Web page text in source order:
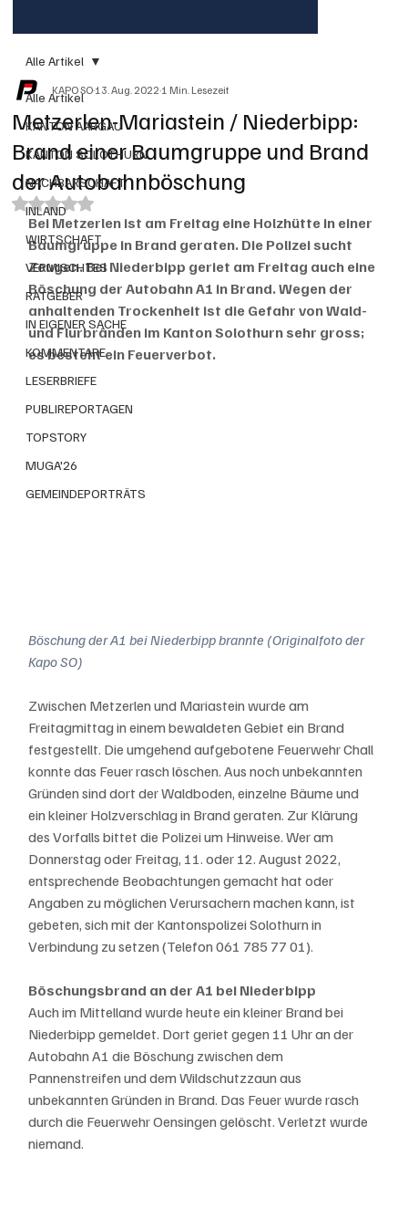
Alle Artikel
KANTON AARGAU
KANTON SOLOTHURN
NACHBARSCHAFT
INLAND
WIRTSCHAFT
VERMISCHTES
RATGEBER
IN EIGENER SACHE
KOMMENTARE
LESERBRIEFE
PUBLIREPORTAGEN
TOPSTORY
MUGA'26
GEMEINDEPORTRÄTS
Alle Artikel
Metzerlen-Mariastein / Niederbipp:
Brand einer Baumgruppe und Brand
der Autobahnböschung
KAPO SO13. Aug. 20221 Min. Lesezeit
Mit NaN von 5 Sternen bewertet.
Bei Metzerlen ist am Freitag eine Holzhütte in einer
Baumgruppe in Brand geraten. Die Polizei sucht
Zeugen. Bei Niederbipp geriet am Freitag auch eine
Böschung der Autobahn A1 in Brand. Wegen der
anhaltenden Trockenheit ist die Gefahr von Wald-
und Flurbränden im Kanton Solothurn sehr gross;
es besteht ein Feuerverbot.
Böschung der A1 bei Niederbipp brannte (Originalfoto der
Kapo SO)
Zwischen Metzerlen und Mariastein wurde am
Freitagmittag in einem bewaldeten Gebiet ein Brand
festgestellt. Die umgehend aufgebotene Feuerwehr Chall
konnte das Feuer rasch löschen. Aus noch unbekannten
Gründen sind dort der Waldboden, einzelne Bäume und
ein kleiner Holzverschlag in Brand geraten. Zur Klärung
des Vorfalls bittet die Polizei um Hinweise. Wer am
Donnerstag oder Freitag, 11. oder 12. August 2022,
entsprechende Beobachtungen gemacht hat oder
Angaben zu möglichen Verursachern machen kann, ist
gebeten, sich mit der Kantonspolizei Solothurn in
Verbindung zu setzen (Telefon 061 785 77 01).
Böschungsbrand an der A1 bei Niederbipp
Auch im Mittelland wurde heute ein kleiner Brand bei
Niederbipp gemeldet. Dort geriet gegen 11 Uhr an der
Autobahn A1 die Böschung zwischen dem
Pannenstreifen und dem Wildschutzzaun aus
unbekannten Gründen in Brand. Das Feuer wurde rasch
durch die Feuerwehr Oensingen gelöscht. Verletzt wurde
niemand.